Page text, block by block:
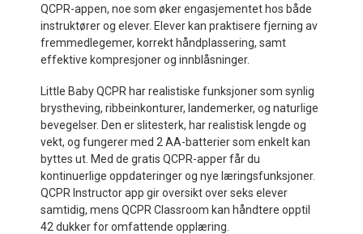
QCPR-appen, noe som øker engasjementet hos både
instruktører og elever. Elever kan praktisere fjerning av
fremmedlegemer, korrekt håndplassering, samt
effektive kompresjoner og innblåsninger.
Little Baby QCPR har realistiske funksjoner som synlig
brystheving, ribbeinkonturer, landemerker, og naturlige
bevegelser. Den er slitesterk, har realistisk lengde og
vekt, og fungerer med 2 AA-batterier som enkelt kan
byttes ut. Med de gratis QCPR-apper får du
kontinuerlige oppdateringer og nye læringsfunksjoner.
QCPR Instructor app gir oversikt over seks elever
samtidig, mens QCPR Classroom kan håndtere opptil
42 dukker for omfattende opplæring.